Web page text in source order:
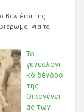
της
για τα
Το
γενεαλογι
κό δένδρο
της
Οικογένει
ας των